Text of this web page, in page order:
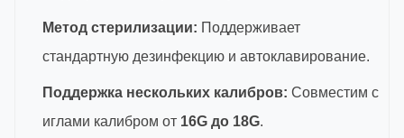
Метод стерилизации: Поддерживает
стандартную дезинфекцию и автоклавирование.
Поддержка нескольких калибров: Совместим с
иглами калибром от 16G до 18G.